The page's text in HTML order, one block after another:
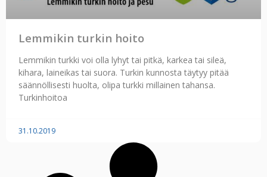
Lemmikin turkin hoito
Lemmikin turkki voi olla lyhyt tai pitkä, karkea tai sileä,
kihara, laineikas tai suora. Turkin kunnosta täytyy pitää
säännöllisesti huolta, olipa turkki millainen tahansa.
Turkinhoitoa
31.10.2019